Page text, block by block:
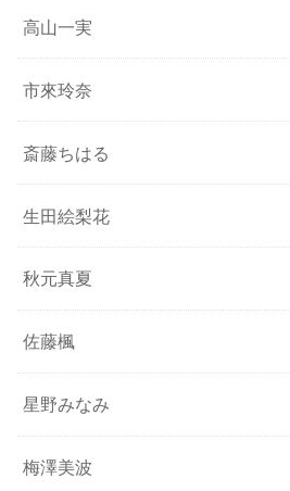
高山一実
市來玲奈
斎藤ちはる
生田絵梨花
秋元真夏
佐藤楓
星野みなみ
梅澤美波